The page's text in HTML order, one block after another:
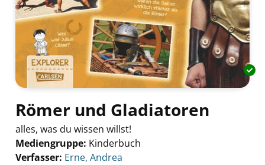
Römer und Gladiatoren
alles, was du wissen willst!
Mediengruppe: Kinderbuch
Verfasser: Suche nach diesem Verfasser
Erne, Andrea